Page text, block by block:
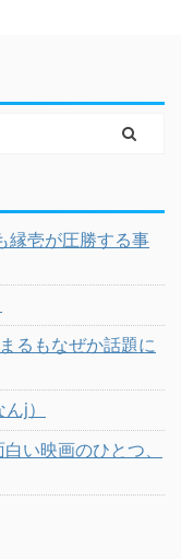
縁壱が圧勝する事
るもなぜか話題に
j）
い映画のひとつ、